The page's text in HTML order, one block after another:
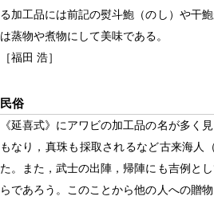
る加工品には前記の熨斗鮑（のし）や干
は蒸物や煮物にして美味である。
［福田 浩］
民俗
《延喜式》にアワビの加工品の名が多く
もなり，真珠も採取されるなど古来海人
た。また，武士の出陣，帰陣にも吉例と
らであろう。このことから他の人への贈